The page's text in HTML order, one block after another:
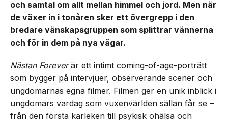
och samtal om allt mellan himmel och jord. Men när
de växer in i tonåren sker ett övergrepp i den
bredare vänskapsgruppen som splittrar vännerna
och för in dem på nya vägar.
Nästan Foreverär ett intimt coming-of-age-porträtt
som bygger på intervjuer, observerande scener och
ungdomarnas egna filmer. Filmen ger en unik inblick i
ungdomars vardag som vuxenvärlden sällan får se –
från den första kärleken till psykisk ohälsa och